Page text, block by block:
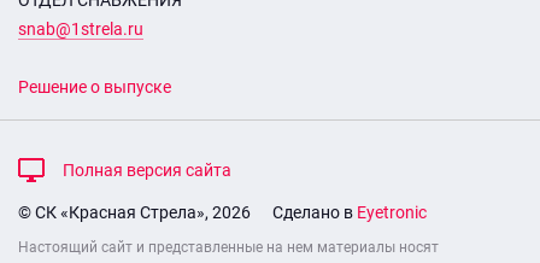
snab@1strela.ru
Решение о выпуске
Полная версия сайта
© СК «Красная Стрела», 2026 Сделано в Eyetronic
Настоящий сайт и представленные на нем материалы носят